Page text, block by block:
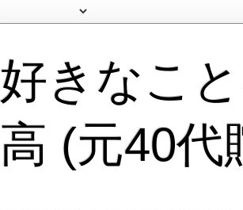
好きなこ
高 (元40代